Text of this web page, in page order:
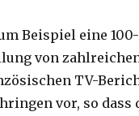
Beispiel eine
von
TV-
vor, so dass